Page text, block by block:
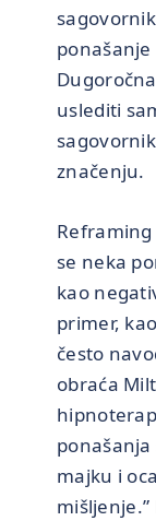
uslediti
značenju.
se neka
kao
primer,
često
obraća
ponašanja
majku i